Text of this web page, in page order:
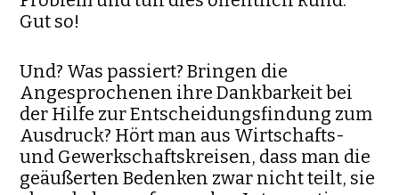
Gut so!
Und? Was passiert? Bringen die
Angesprochenen ihre Dankbarkeit bei
der Hilfe zur Entscheidungsfindung zum
Ausdruck? Hört man aus Wirtschafts-
und Gewerkschaftskreisen, dass man die
geäußerten Bedenken zwar nicht teilt, sie